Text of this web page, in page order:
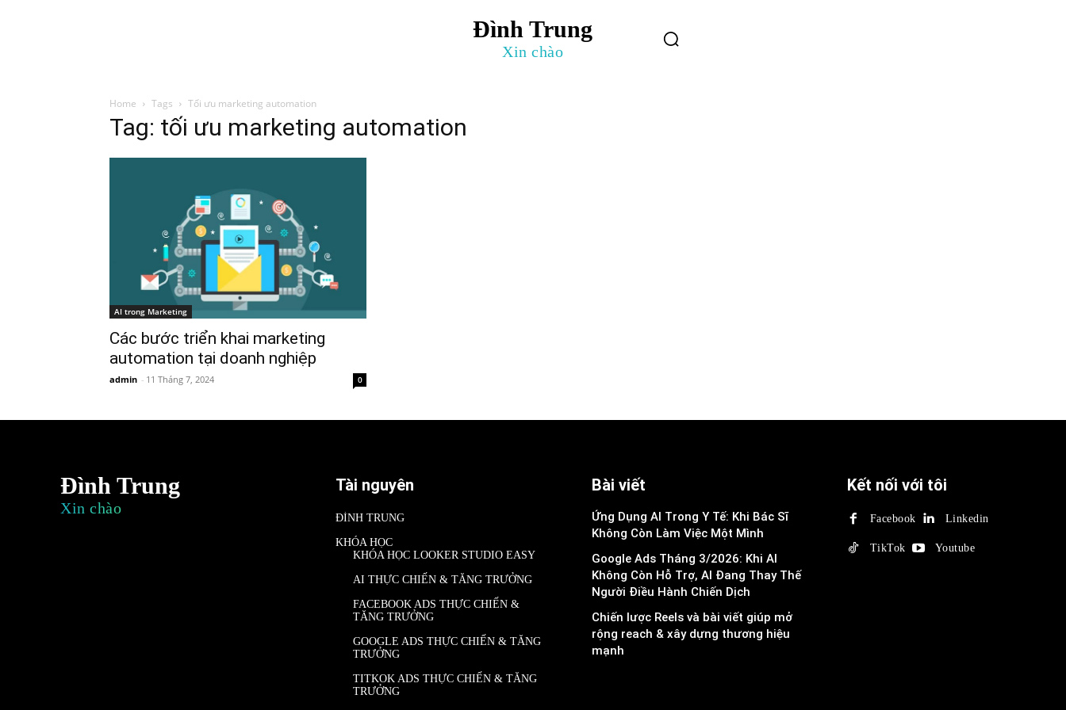
Đình Trung
Xin chào
Home Tags Tối ưu marketing automation
Tag: tối ưu marketing automation
AI trong Marketing
Các bước triển khai marketing
automation tại doanh nghiệp
admin - 11 Tháng 7, 2024 0
Đình Trung
Xin chào
Tài nguyên
ĐÌNH TRUNG
KHÓA HỌC
KHÓA HỌC LOOKER STUDIO EASY
AI THỰC CHIẾN & TĂNG TRƯỞNG
FACEBOOK ADS THỰC CHIẾN &
TĂNG TRƯỞNG
GOOGLE ADS THỰC CHIẾN & TĂNG
TRƯỞNG
TITKOK ADS THỰC CHIẾN & TĂNG
TRƯỞNG
Bài viết
Ứng Dụng AI Trong Y Tế: Khi Bác Sĩ
Không Còn Làm Việc Một Mình
Google Ads Tháng 3/2026: Khi AI
Không Còn Hỗ Trợ, AI Đang Thay Thế
Người Điều Hành Chiến Dịch
Chiến lược Reels và bài viết giúp mở
rộng reach & xây dựng thương hiệu
mạnh
Kết nối với tôi
Facebook Linkedin
TikTok Youtube